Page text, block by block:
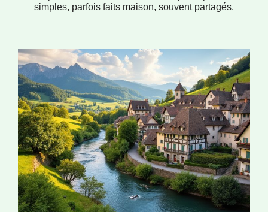
simples, parfois faits maison, souvent partagés.